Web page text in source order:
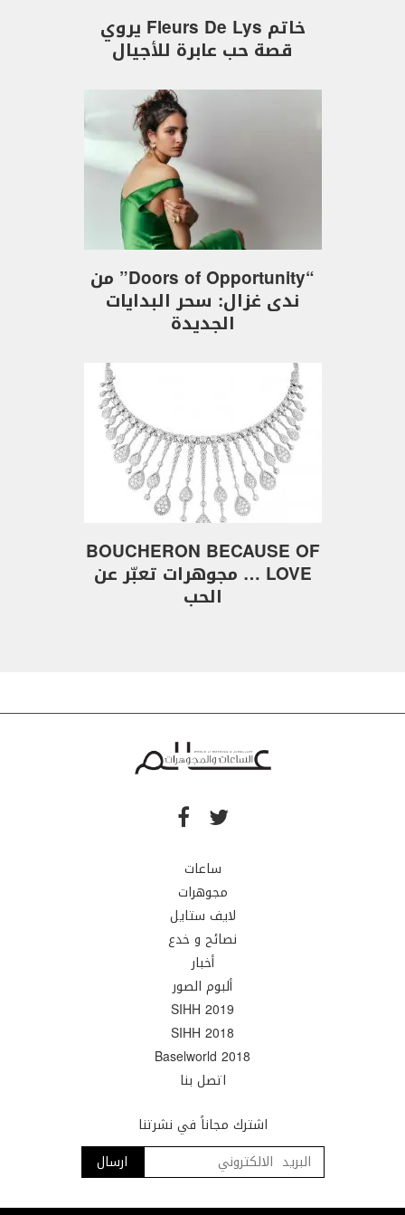
خاتم Fleurs De Lys يروي
قصة حب عابرة للأجيال
“Doors of Opportunity” من
ندى غزال: سحر البدايات
الجديدة
BOUCHERON BECAUSE OF
LOVE … مجوهرات تعبّر عن
الحب
ساعات
مجوهرات
لايف ستايل
نصائح و خدع
أخبار
ألبوم الصور
SIHH 2019
SIHH 2018
Baselworld 2018
اتصل بنا
اشترك مجاناً في نشرتنا